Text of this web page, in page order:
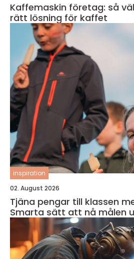
Kaffemaskin företag: så
rätt lösning för kaffet
inspiration
02. August 2026
Tjäna pengar till klassen
Smarta sätt att nå målen